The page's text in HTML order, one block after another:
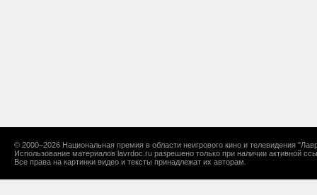
© 2000–2026 Национальная премия в области неигрового кино и телевидения
Использование материалов lavrdoc.ru разрешено только при наличии активной
Все права на картинки видео и тексты принадлежат их авторам.